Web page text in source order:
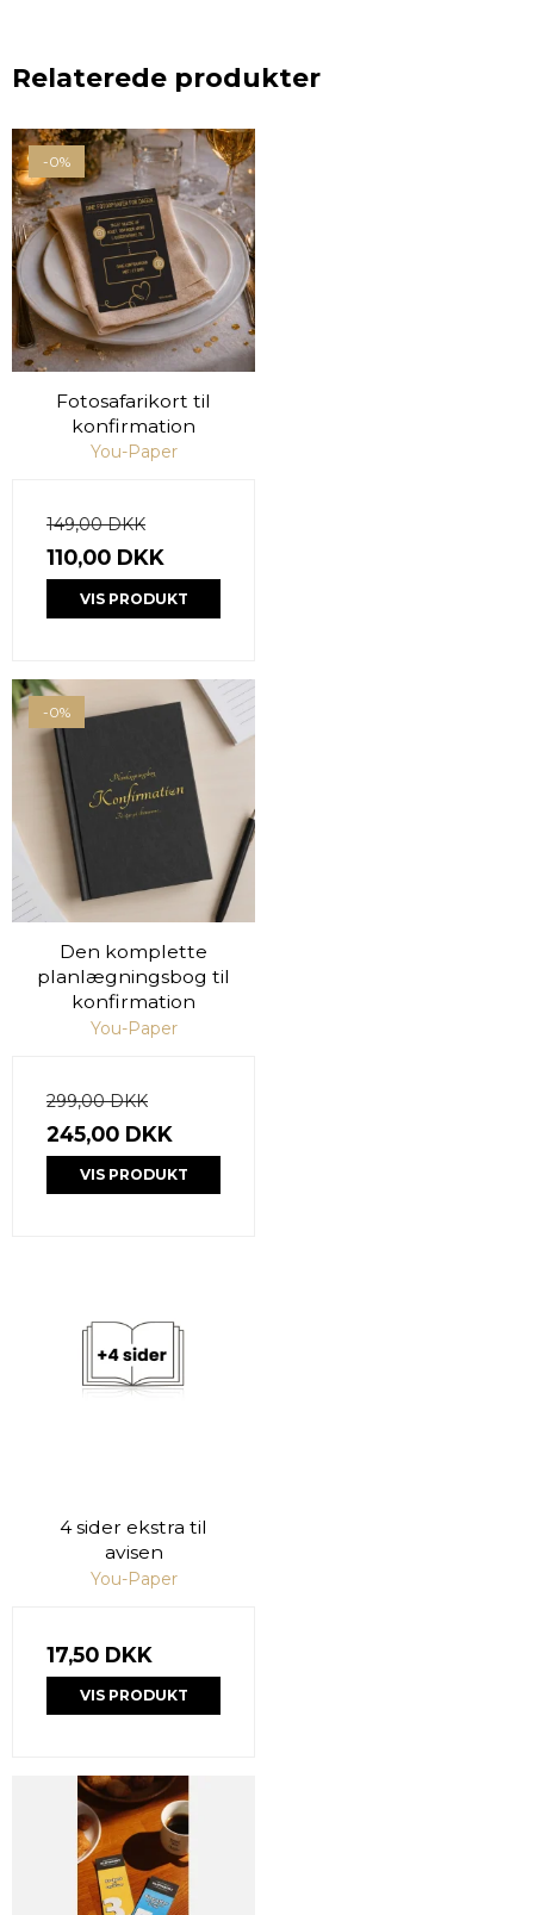
Relaterede produkter
-0%
Fotosafarikort til
konfirmation
You-Paper
149,00 DKK
110,00 DKK
VIS PRODUKT
-0%
Den komplette
planlægningsbog til
konfirmation
You-Paper
299,00 DKK
245,00 DKK
VIS PRODUKT
4 sider ekstra til
avisen
You-Paper
17,50 DKK
VIS PRODUKT